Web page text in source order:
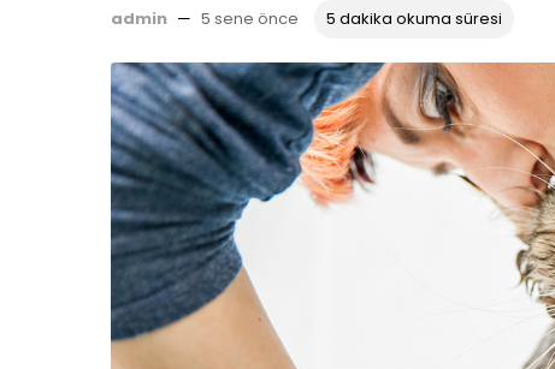
admin — 5 sene önce 5 dakika okuma süresi